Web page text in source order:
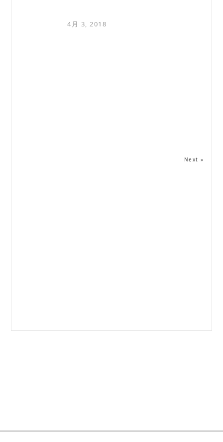
4月 3, 2018
Next »